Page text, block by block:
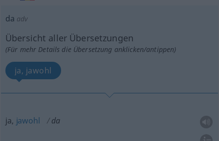
da adv
Übersicht aller Übersetzungen
(Für mehr Details die Übersetzung anklicken/antippen)
ja, jawohl
ja, jawohl da